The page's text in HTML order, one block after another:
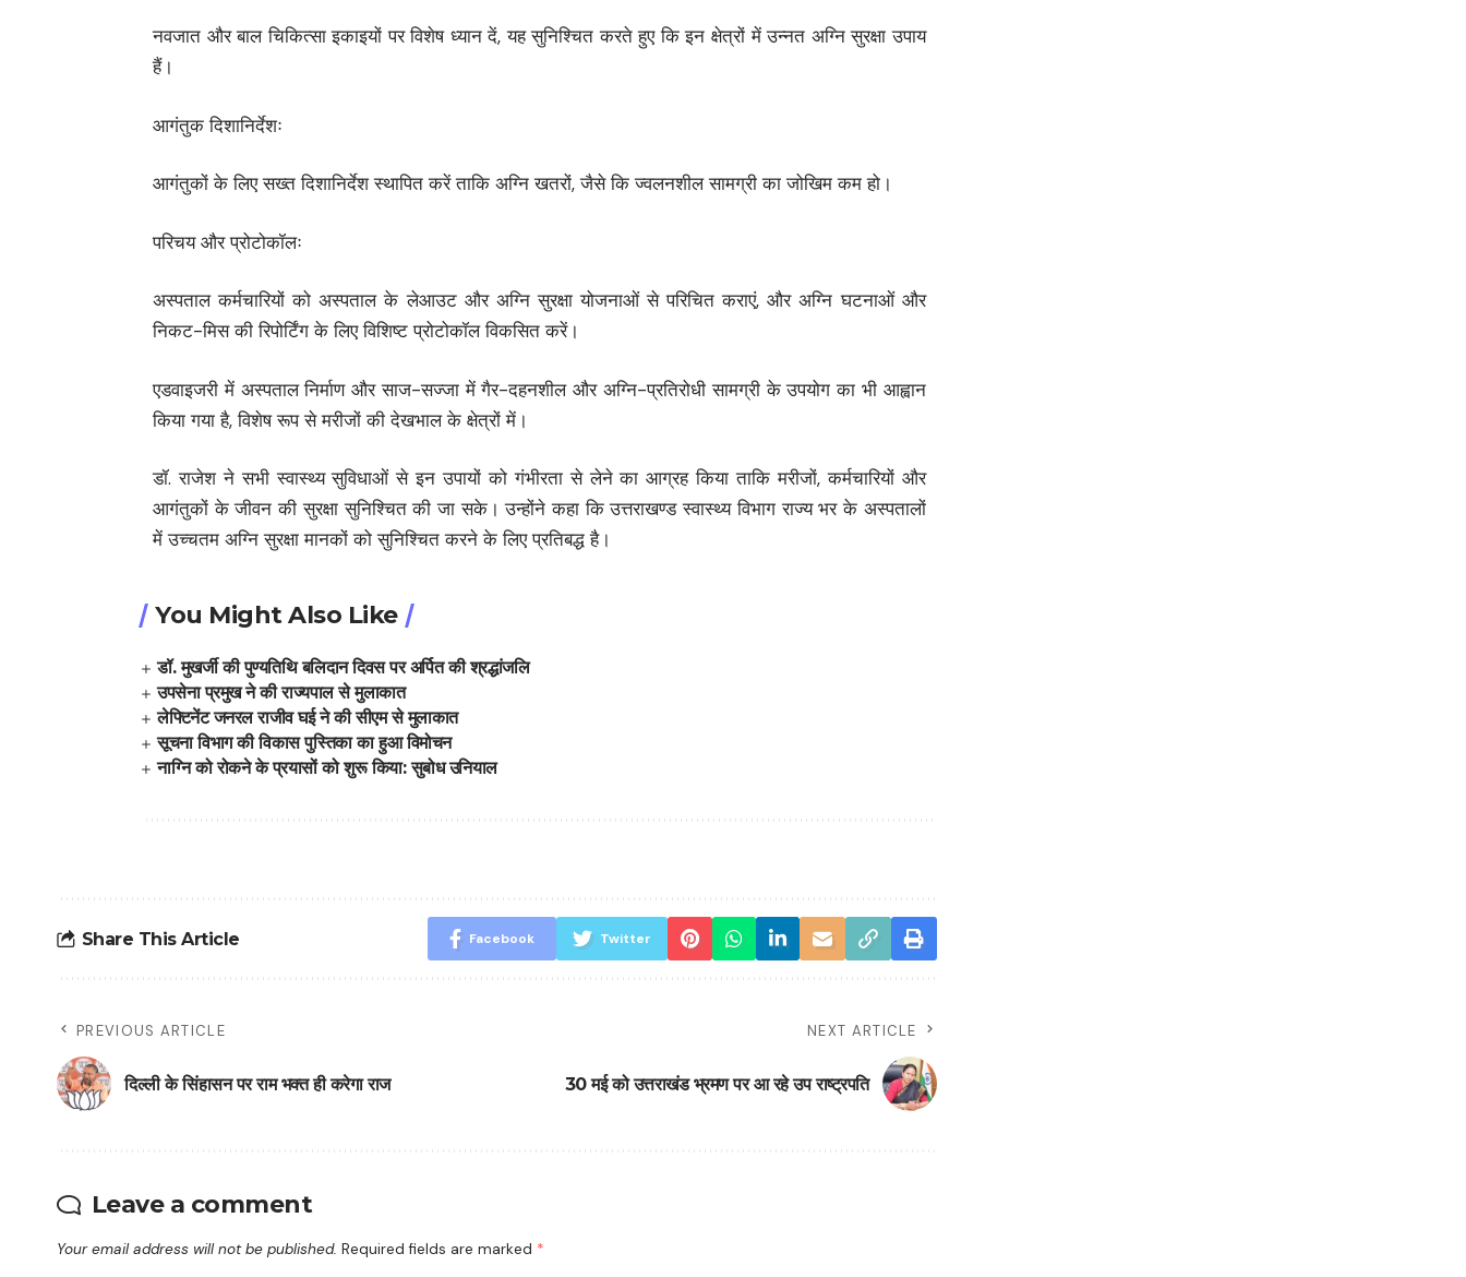
नवजात और बाल चिकित्सा इकाइयों पर विशेष ध्यान दें, यह सुनिश्चित करते हुए कि इन क्षेत्रों में उन्नत अग्नि सुरक्षा उपाय
हैं।
आगंतुक दिशानिर्देशः
आगंतुकों के लिए सख्त दिशानिर्देश स्थापित करें ताकि अग्नि खतरों, जैसे कि ज्वलनशील सामग्री का जोखिम कम हो।
परिचय और प्रोटोकॉलः
अस्पताल कर्मचारियों को अस्पताल के लेआउट और अग्नि सुरक्षा योजनाओं से परिचित कराएं, और अग्नि घटनाओं और
निकट-मिस की रिपोर्टिंग के लिए विशिष्ट प्रोटोकॉल विकसित करें।
एडवाइजरी में अस्पताल निर्माण और साज-सज्जा में गैर-दहनशील और अग्नि-प्रतिरोधी सामग्री के उपयोग का भी आह्वान
किया गया है, विशेष रूप से मरीजों की देखभाल के क्षेत्रों में।
डॉ. राजेश ने सभी स्वास्थ्य सुविधाओं से इन उपायों को गंभीरता से लेने का आग्रह किया ताकि मरीजों, कर्मचारियों और
आगंतुकों के जीवन की सुरक्षा सुनिश्चित की जा सके। उन्होंने कहा कि उत्तराखण्ड स्वास्थ्य विभाग राज्य भर के अस्पतालों
में उच्चतम अग्नि सुरक्षा मानकों को सुनिश्चित करने के लिए प्रतिबद्ध है।
You Might Also Like
डॉ. मुखर्जी की पुण्यतिथि बलिदान दिवस पर अर्पित की श्रद्धांजलि
उपसेना प्रमुख ने की राज्यपाल से मुलाकात
लेफ्टिनेंट जनरल राजीव घई ने की सीएम से मुलाकात
सूचना विभाग की विकास पुस्तिका का हुआ विमोचन
नाग्नि को रोकने के प्रयासों को शुरू किया: सुबोध उनियाल
Share This Article Facebook Twitter
PREVIOUS ARTICLE
दिल्ली के सिंहासन पर राम भक्त ही करेगा राज
NEXT ARTICLE
30 मई को उत्तराखंड भ्रमण पर आ रहे उप राष्ट्रपति
Leave a comment
Your email address will not be published. Required fields are marked *